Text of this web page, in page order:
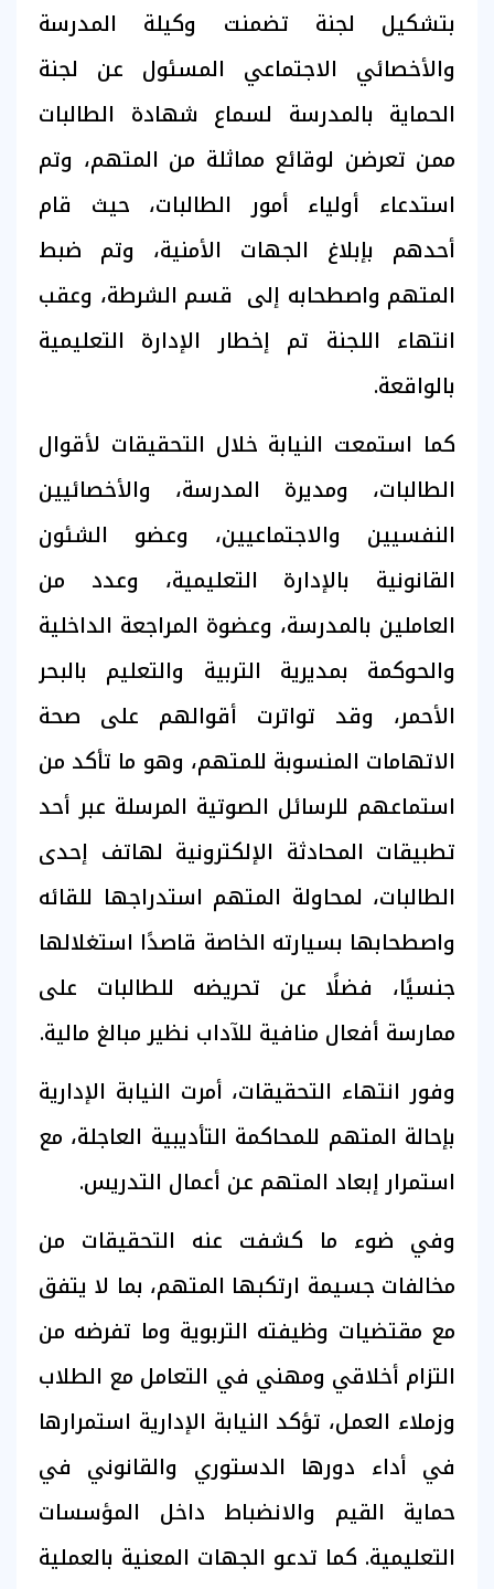
بتشكيل لجنة تضمنت وكيلة المدرسة
والأخصائي الاجتماعي المسئول عن لجنة
الحماية بالمدرسة لسماع شهادة الطالبات
ممن تعرضن لوقائع مماثلة من المتهم، وتم
استدعاء أولياء أمور الطالبات، حيث قام
أحدهم بإبلاغ الجهات الأمنية، وتم ضبط
المتهم واصطحابه إلى قسم الشرطة، وعقب
انتهاء اللجنة تم إخطار الإدارة التعليمية
بالواقعة.
كما استمعت النيابة خلال التحقيقات لأقوال
الطالبات، ومديرة المدرسة، والأخصائيين
النفسيين والاجتماعيين، وعضو الشئون
القانونية بالإدارة التعليمية، وعدد من
العاملين بالمدرسة، وعضوة المراجعة الداخلية
والحوكمة بمديرية التربية والتعليم بالبحر
الأحمر، وقد تواترت أقوالهم على صحة
الاتهامات المنسوبة للمتهم، وهو ما تأكد من
استماعهم للرسائل الصوتية المرسلة عبر أحد
تطبيقات المحادثة الإلكترونية لهاتف إحدى
الطالبات، لمحاولة المتهم استدراجها للقائه
واصطحابها بسيارته الخاصة قاصدًا استغلالها
جنسيًا، فضلًا عن تحريضه للطالبات على
ممارسة أفعال منافية للآداب نظير مبالغ مالية.
وفور انتهاء التحقيقات، أمرت النيابة الإدارية
بإحالة المتهم للمحاكمة التأديبية العاجلة، مع
استمرار إبعاد المتهم عن أعمال التدريس.
وفي ضوء ما كشفت عنه التحقيقات من
مخالفات جسيمة ارتكبها المتهم، بما لا يتفق
مع مقتضيات وظيفته التربوية وما تفرضه من
التزام أخلاقي ومهني في التعامل مع الطلاب
وزملاء العمل، تؤكد النيابة الإدارية استمرارها
في أداء دورها الدستوري والقانوني في
حماية القيم والانضباط داخل المؤسسات
التعليمية. كما تدعو الجهات المعنية بالعملية